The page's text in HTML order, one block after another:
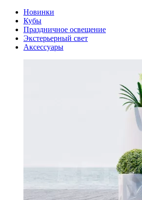
Новинки
Кубы
Праздничное освещение
Экстерьерный свет
Аксессуары